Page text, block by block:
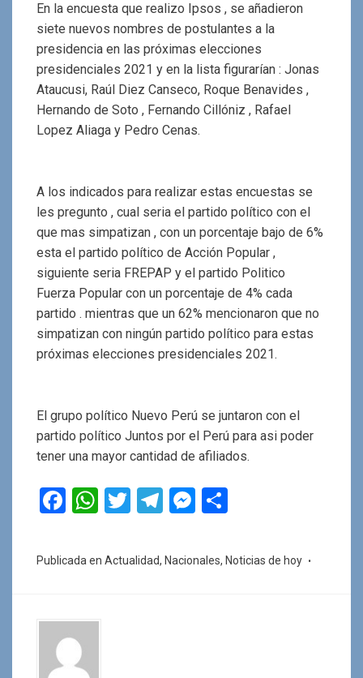
En la encuesta que realizo Ipsos , se añadieron
siete nuevos nombres de postulantes a la
presidencia en las próximas elecciones
presidenciales 2021 y en la lista figurarían : Jonas
Ataucusi, Raúl Diez Canseco, Roque Benavides ,
Hernando de Soto , Fernando Cillóniz , Rafael
Lopez Aliaga y Pedro Cenas.
A los indicados para realizar estas encuestas se
les pregunto , cual seria el partido político con el
que mas simpatizan , con un porcentaje bajo de 6%
esta el partido político de Acción Popular ,
siguiente seria FREPAP y el partido Politico
Fuerza Popular con un porcentaje de 4% cada
partido . mientras que un 62% mencionaron que no
simpatizan con ningún partido político para estas
próximas elecciones presidenciales 2021.
El grupo político Nuevo Perú se juntaron con el
partido político Juntos por el Perú para asi poder
tener una mayor cantidad de afiliados.
F
ce
o
k
W
at
p
T
tt
T
e
M
se m
Publicada en Actualidad, Nacionales, Noticias de hoy